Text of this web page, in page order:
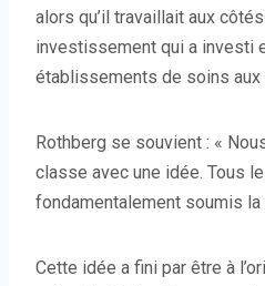
alors qu’il travaillait aux
investissement qui a investi
établissements de soins aux
Rothberg se souvient : «
classe avec une idée. Tous
fondamentalement soumis la
Cette idée a fini par être à